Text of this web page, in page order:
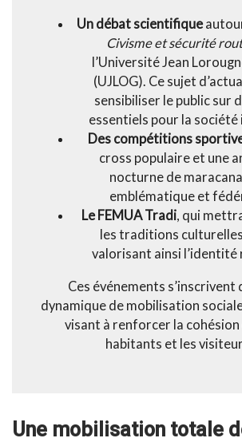
Un débat scientifique
Civisme et sécurité
l’Université Jean
(UJLOG). Ce sujet
sensibiliser le public sur
essentiels pour la société
Des compétitions
cross populaire et une
nocturne de
emblématique et
Le FEMUA Tradi, qui
les traditions
valorisant ainsi l’identité
Ces événements s’inscrivent
dynamique de mobilisation
visant à renforcer la
habitants et les
Une mobilisation totale